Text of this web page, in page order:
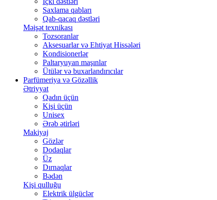
Saxlama qabları
Qab-qacaq dəstləri
Məişət texnikası
Tozsoranlar
Aksesuarlar və Ehtiyat Hissələri
Kondisionerlər
Paltaryuyan maşınlar
Ütülər və buxarlandırıcılar
Parfümeriya və Gözəllik
Ətriyyat
Qadın üçün
Kişi üçün
Unisex
Ərəb ətirləri
Makiyaj
Gözlər
Dodaqlar
Üz
Dırnaqlar
Bədən
Kişi qulluğu
Elektrik ülgüclər